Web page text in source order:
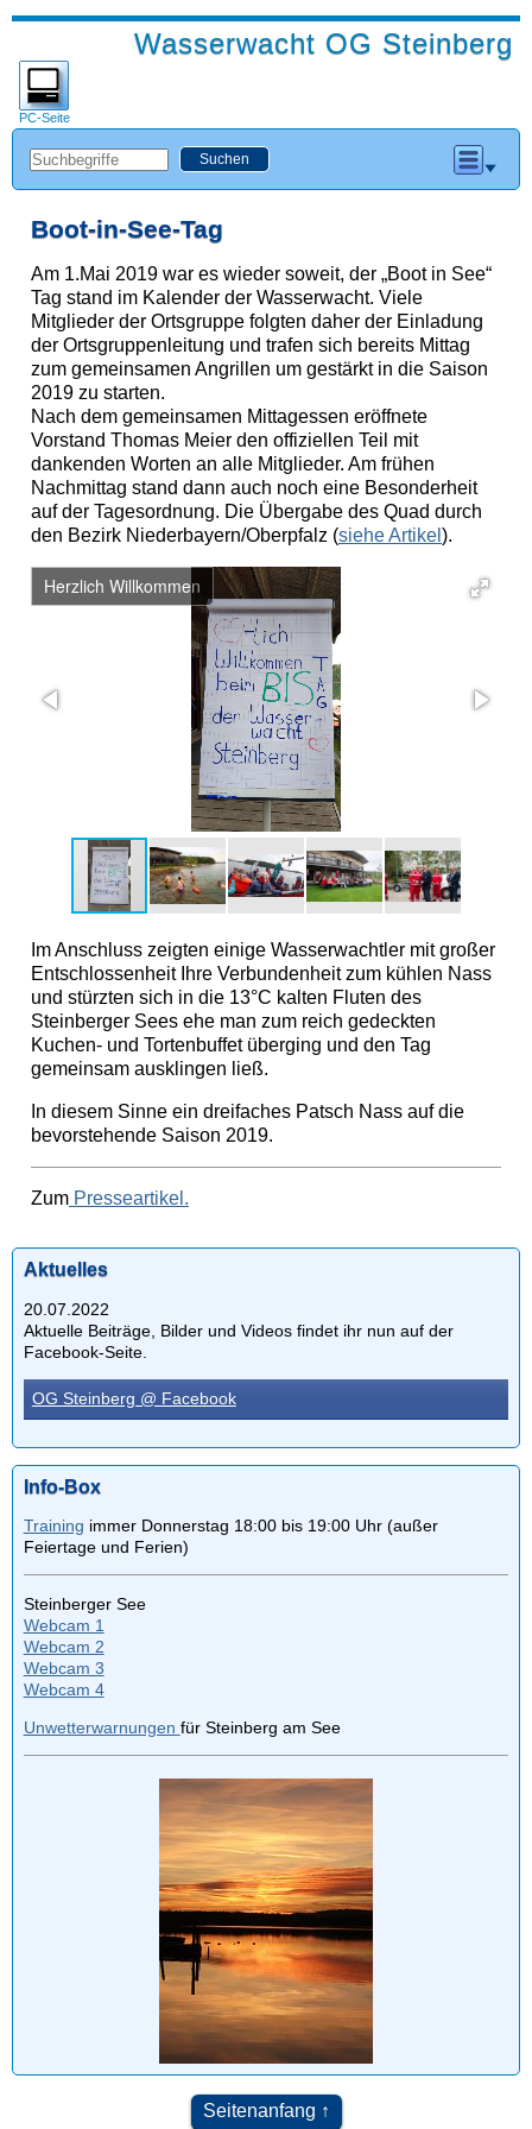
Wasserwacht OG Steinberg
PC-Seite
Boot-in-See-Tag
Am 1.Mai 2019 war es wieder soweit, der „Boot in See“
Tag stand im Kalender der Wasserwacht. Viele
Mitglieder der Ortsgruppe folgten daher der Einladung
der Ortsgruppenleitung und trafen sich bereits Mittag
zum gemeinsamen Angrillen um gestärkt in die Saison
2019 zu starten.
Nach dem gemeinsamen Mittagessen eröffnete
Vorstand Thomas Meier den offiziellen Teil mit
dankenden Worten an alle Mitglieder. Am frühen
Nachmittag stand dann auch noch eine Besonderheit
auf der Tagesordnung. Die Übergabe des Quad durch
den Bezirk Niederbayern/Oberpfalz (siehe Artikel ).
Herzlich Willkommen
Im Anschluss zeigten einige Wasserwachtler mit großer
Entschlossenheit Ihre Verbundenheit zum kühlen Nass
und stürzten sich in die 13°C kalten Fluten des
Steinberger Sees ehe man zum reich gedeckten
Kuchen- und Tortenbuffet überging und den Tag
gemeinsam ausklingen ließ.
In diesem Sinne ein dreifaches Patsch Nass auf die
bevorstehende Saison 2019.
Zum Presseartikel.
Aktuelles
20.07.2022
Aktuelle Beiträge, Bilder und Videos findet ihr nun auf der
Facebook-Seite.
OG Steinberg @ Facebook
Info-Box
Training immer Donnerstag 18:00 bis 19:00 Uhr (außer
Feiertage und Ferien)
Steinberger See
Webcam 1
Webcam 2
Webcam 3
Webcam 4
Unwetterwarnungen für Steinberg am See
Seitenanfang